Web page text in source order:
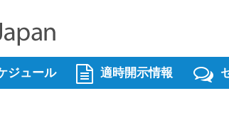
ジュール 適時開示情報